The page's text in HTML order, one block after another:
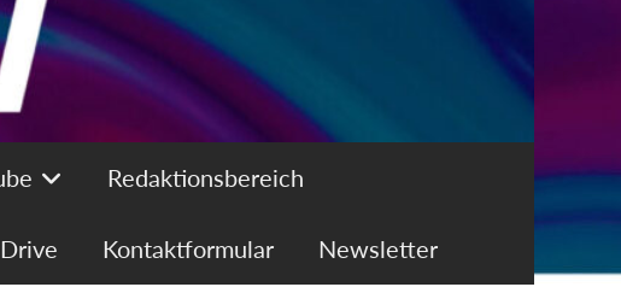
Redaktionsbereich
Kontaktformular Newsletter